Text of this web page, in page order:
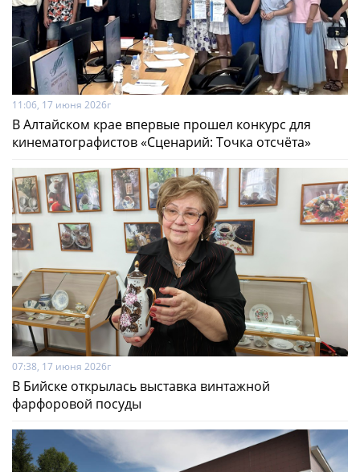
11:06, 17 июня 2026г
В Алтайском крае впервые прошел конкурс для
кинематографистов «Сценарий: Точка отсчёта»
07:38, 17 июня 2026г
В Бийске открылась выставка винтажной
фарфоровой посуды